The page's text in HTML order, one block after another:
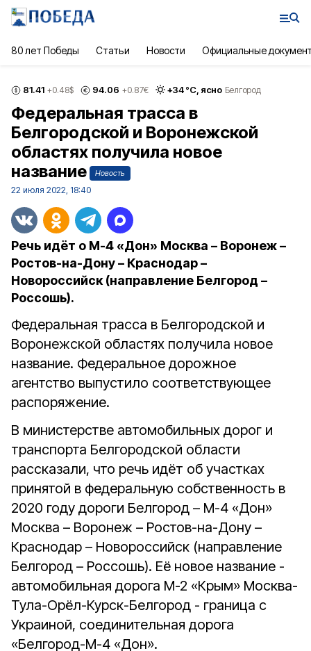
80 лет Победы Статьи Новости Официальные
81.41 +0.48$ 94.06 +0.87€ +34°С, ясно Белгород
Федеральная трасса в
Белгородской и Воронежской
областях получила новое
название
Новость
22 июля 2022, 18:40
Речь идёт о М-4 «Дон» Москва – Воронеж –
Ростов-на-Дону – Краснодар –
Новороссийск (направление Белгород –
Россошь).
Федеральная трасса в Белгородской и
Воронежской областях получила новое
название. Федеральное дорожное
агентство выпустило соответствующее
распоряжение.
В министерстве автомобильных дорог и
транспорта Белгородской области
рассказали, что речь идёт об участках
принятой в федеральную собственность в
2020 году дороги Белгород – М-4 «Дон»
Москва – Воронеж – Ростов-на-Дону –
Краснодар – Новороссийск (направление
Белгород – Россошь). Её новое название -
автомобильная дорога М-2 «Крым» Москва-
Тула-Орёл-Курск-Белгород - граница с
Украиной, соединительная дорога
«Белгород-М-4 «Дон».